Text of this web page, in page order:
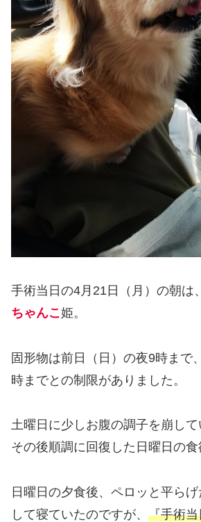
手術当日の4月21日（月）の朝は
ちゃんこ姫。
固形物は前日（日）の夜9時まで
時までとの制限がありました。
土曜日に少しお腹の調子を崩して
その後順調に回復した日曜日の食
日曜日の夕食後、ペロッと平ら
して寝ていたのですが、 『手術